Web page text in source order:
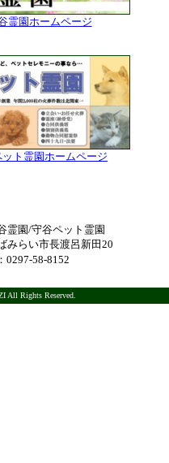
霊園ホームページ
ト霊園ホームページ
霊園/守谷ペット霊園
みらい市長渡呂新田20
0297-58-8152
All Rights Reserved.